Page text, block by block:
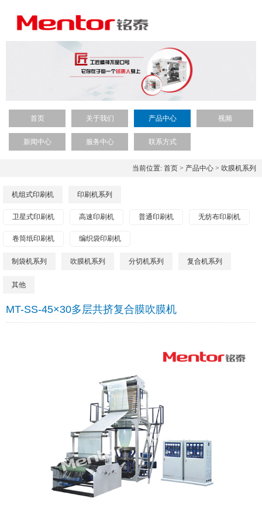
首页 关于我们 产品中心 视频
新闻中心 服务中心 联系方式
当前位置: 首页 > 产品中心 > 吹膜机系列
机组式印刷机 印刷机系列
卫星式印刷机 高速印刷机 普通印刷机 无纺布印刷机
卷筒纸印刷机 编织袋印刷机
制袋机系列 吹膜机系列 分切机系列 复合机系列
其他
MT-SS-45×30多层共挤复合膜吹膜机